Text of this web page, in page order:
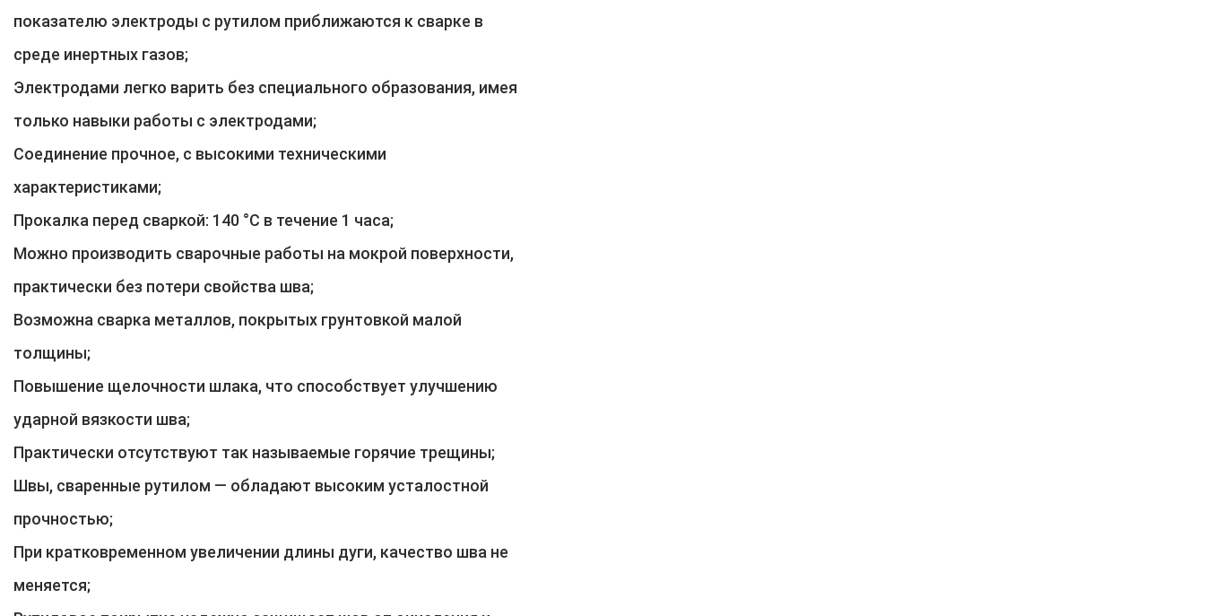
показателю электроды с рутилом приближаются к сварке в
среде инертных газов;
Электродами легко варить без специального образования, имея
только навыки работы с электродами;
Соединение прочное, с высокими техническими
характеристиками;
Прокалка перед сваркой: 140 °С в течение 1 часа;
Можно производить сварочные работы на мокрой поверхности,
практически без потери свойства шва;
Возможна сварка металлов, покрытых грунтовкой малой
толщины;
Повышение щелочности шлака, что способствует улучшению
ударной вязкости шва;
Практически отсутствуют так называемые горячие трещины;
Швы, сваренные рутилом — обладают высоким усталостной
прочностью;
При кратковременном увеличении длины дуги, качество шва не
меняется;